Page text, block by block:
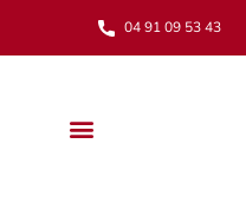
04 91 09 53 43